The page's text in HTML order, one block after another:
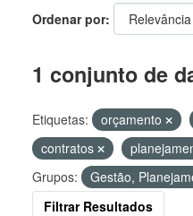
Ordenar por
1 conjunto de
Etiquetas: orçamento
contratos
Grupos:
Gestão,
Filtrar Resultados